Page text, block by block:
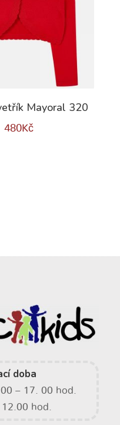
Mayoral 320
480Kč
doba
– 17. 00 hod.
hod.